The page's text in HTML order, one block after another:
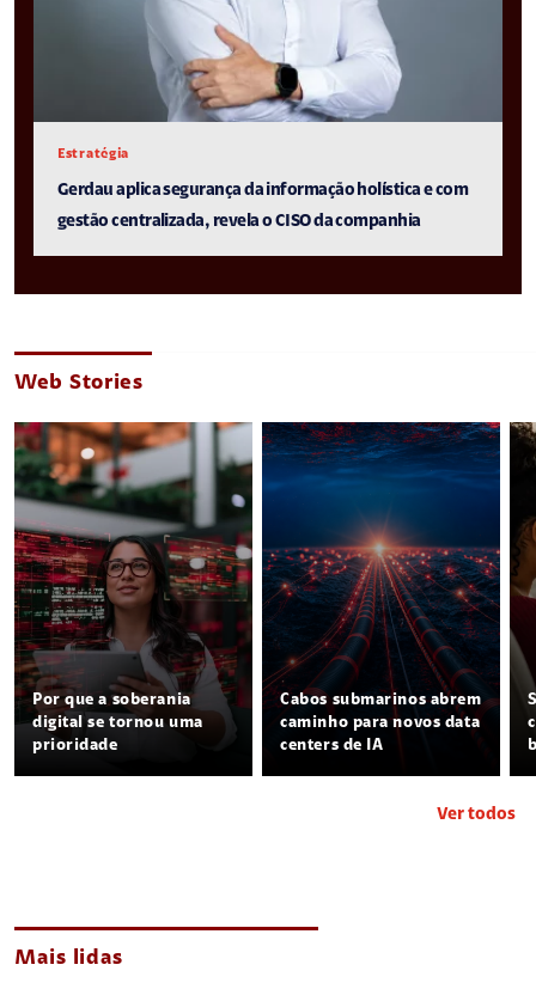
Estratégia
Gerdau aplica segurança da informação holística e com
gestão centralizada, revela o CISO da companhia
Web Stories
Por que a soberania
digital se tornou uma
prioridade
Cabos submarinos abrem
caminho para novos data
centers de IA
Ver todos
Mais lidas